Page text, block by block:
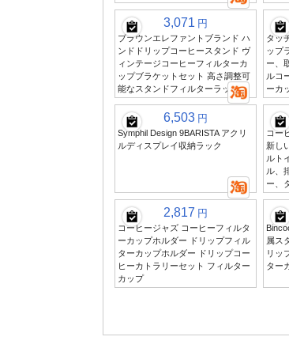
3,071 円
ブラウンエレファントブランド ハ
ンドドリップコーヒースタンド ヴ
ィンテージコーヒーフィルターカ
ップブラケットセット 高さ調整可
能なスタンドフィルターラック
タッ
ップ
ー、
ルコ
ーカ
6,503 円
Symphil Design 9BARISTA アクリ
ルディスプレイ収納ラック
コー
新し
ルト
ル、
ー、
2,817 円
コーヒージャズ コーヒーフィルタ
ーカップホルダー ドリップフィル
ターカップホルダー ドリップコー
ヒーカトラリーセット フィルター
カップ
属ス
リッ
ター